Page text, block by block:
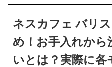
ネスカフェ バリ
め！お手入れから
いとは？実際に